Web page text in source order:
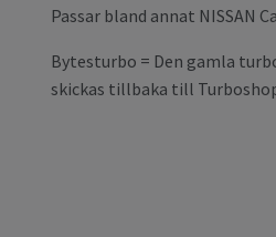
Passar bland annat NISSAN
Bytesturbo = Den gamla
skickas tillbaka till